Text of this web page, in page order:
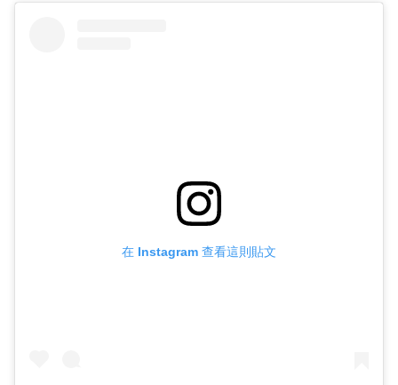
在 Instagram 查看這則貼文